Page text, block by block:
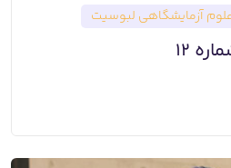
آزمایشگاهی لبوسیت
12